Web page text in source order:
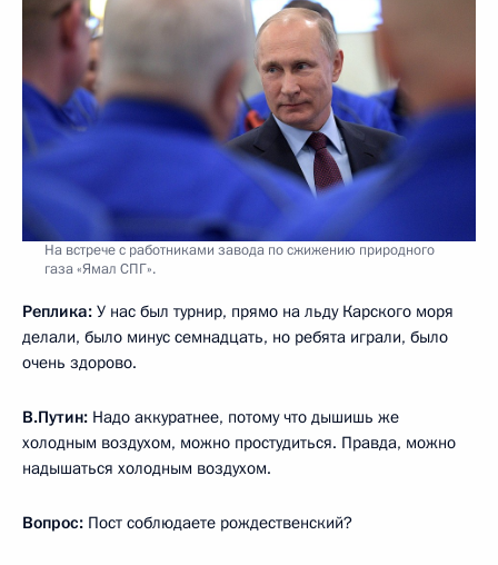
На встрече с работниками завода по сжижению природного
газа «Ямал СПГ».
Реплика: У нас был турнир, прямо на льду Карского моря
делали, было минус семнадцать, но ребята играли, было
очень здорово.
В.Путин: Надо аккуратнее, потому что дышишь же
холодным воздухом, можно простудиться. Правда, можно
надышаться холодным воздухом.
Вопрос: Пост соблюдаете рождественский?